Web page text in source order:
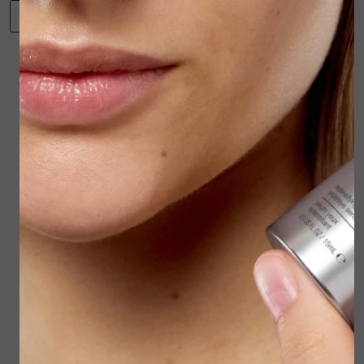
en UVB bescherming in SPF30.
Een bioferment van Salie verheldert, verzacht
en egaliseert de huid.
- +
Winkelwagen Verder winkelen
Gerelateerde
producten